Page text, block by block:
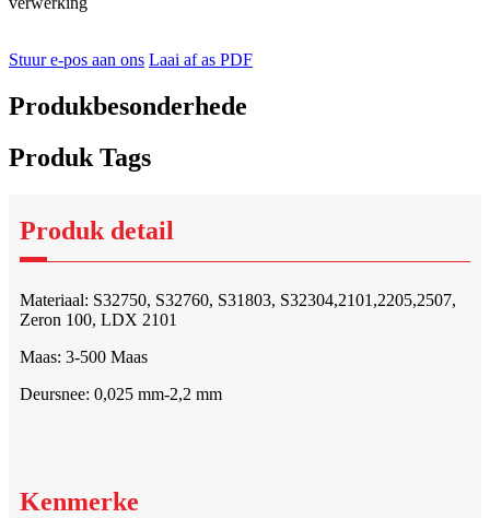
Stuur e-pos aan ons Laai af as PDF
Produkbesonderhede
Produk Tags
Produk detail
Materiaal: S32750, S32760, S31803, S32304,2101,2205,2507,
Zeron 100, LDX 2101
Maas: 3-500 Maas
Deursnee: 0,025 mm-2,2 mm
Kenmerke